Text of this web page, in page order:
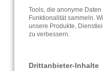
AKTUELLE
Tools, die anonyme
Funktionalität sammeln.
unsere Produkte,
zu verbessern.
Drittanbieter-Inhalte